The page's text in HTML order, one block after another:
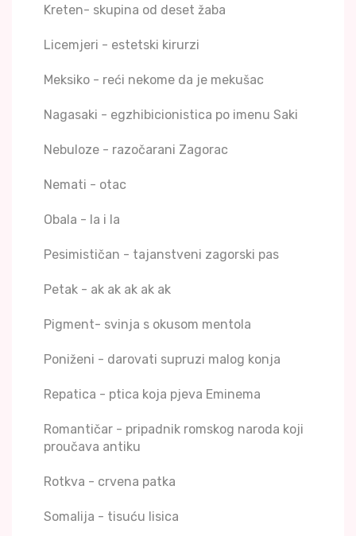
Kreten- skupina od deset žaba
Licemjeri - estetski kirurzi
Meksiko - reći nekome da je mekušac
Nagasaki - egzhibicionistica po imenu Saki
Nebuloze - razočarani Zagorac
Nemati - otac
Obala - la i la
Pesimističan - tajanstveni zagorski pas
Petak - ak ak ak ak ak
Pigment- svinja s okusom mentola
Poniženi - darovati supruzi malog konja
Repatica - ptica koja pjeva Eminema
Romantičar - pripadnik romskog naroda koji
proučava antiku
Rotkva - crvena patka
Somalija - tisuću lisica